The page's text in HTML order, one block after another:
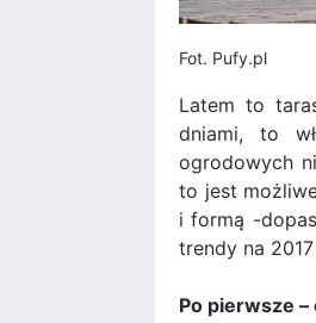
Fot. Pufy.pl
Latem to
dniami, to
ogrodowych
to jest
i formą -
trendy na
Po pierwsze